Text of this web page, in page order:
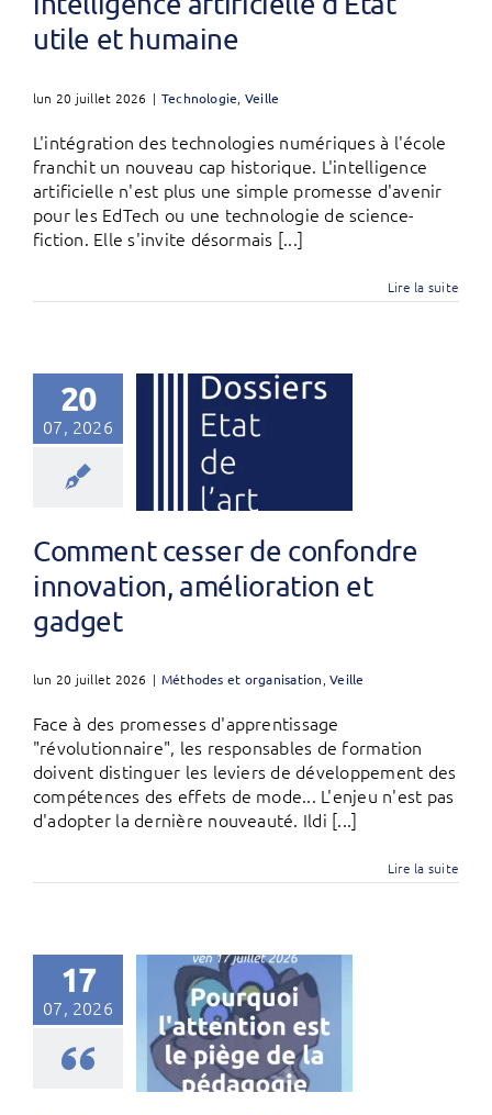
utile et humaine
lun 20 juillet 2026 | Technologie, Veille
L'intégration des technologies numériques à l'école
franchit un nouveau cap historique. L'intelligence
artificielle n'est plus une simple promesse d'avenir
pour les EdTech ou une technologie de science-
fiction. Elle s'invite désormais [...]
Lire la suite
20
07, 2026
Comment cesser de confondre
innovation, amélioration et
gadget
lun 20 juillet 2026 | Méthodes et organisation,Veille
Face à des promesses d'apprentissage
"révolutionnaire", les responsables de formation
doivent distinguer les leviers de développement des
compétences des effets de mode... L'enjeu n'est pas
d'adopter la dernière nouveauté. Ildi [...]
Lire la suite
17
07, 2026